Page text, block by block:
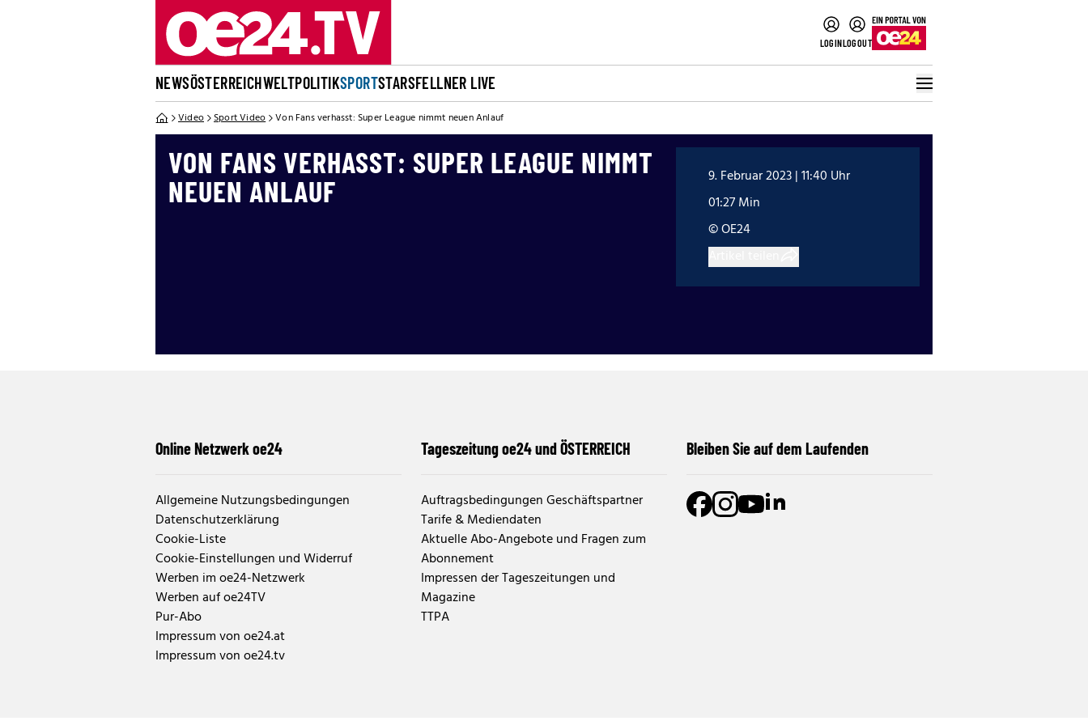
LOGINLOGOUT
NEWSÖSTERREICHWELTPOLITIKSPORTSTARSFELLNER LIVE
Video Sport Video Von Fans verhasst: Super League nimmt neuen Anlauf
VON FANS VERHASST: SUPER LEAGUE NIMMT
NEUEN ANLAUF
9. Februar 2023 | 11:40 Uhr
01:27 Min
© OE24
Online Netzwerk oe24
Allgemeine Nutzungsbedingungen
Datenschutzerklärung
Cookie-Liste
Cookie-Einstellungen und Widerruf
Werben im oe24-Netzwerk
Werben auf oe24TV
Pur-Abo
Impressum von oe24.at
Impressum von oe24.tv
Tageszeitung oe24 und ÖSTERREICH
Auftragsbedingungen Geschäftspartner
Tarife & Mediendaten
Aktuelle Abo-Angebote und Fragen zum
Abonnement
Impressen der Tageszeitungen und
Magazine
TTPA
Bleiben Sie auf dem Laufenden